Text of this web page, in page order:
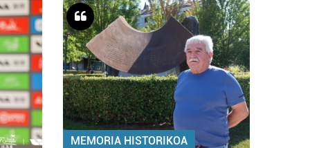
MEMORIA HISTORIKOA